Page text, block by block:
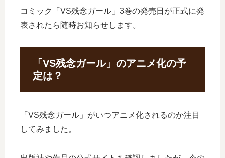
コミック「VS残念ガール」3巻の発売日が正式に発
表されたら随時お知らせします。
「VS残念ガール」のアニメ化の予
定は？
「VS残念ガール」がいつアニメ化されるのか注目
してみました。